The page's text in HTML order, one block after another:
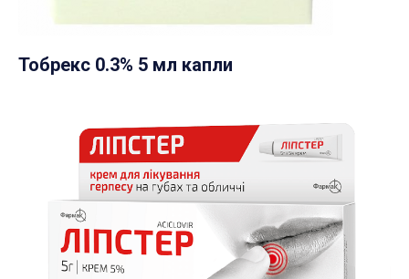
Тобрекс 0.3% 5 мл капли